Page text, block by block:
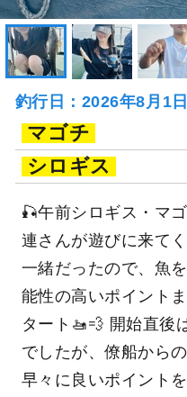
釣行日：2026年8月1
マゴチ
シロギス
🎣午前シロギス・マ
連さんが遊びに来て
一緒だったので、魚
能性の高いポイント
タート🚤💨 開始直後
でしたが、僚船から
早々に良いポイント